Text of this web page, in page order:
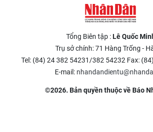
Tổng Biên tập :Lê Quốc
Trụ sở chính: 71 Hàng Trống -
Tel: (84) 24 382 54231/382 54232 Fax:
E-mail:
©2026. Bản quyền thuộc về Báo